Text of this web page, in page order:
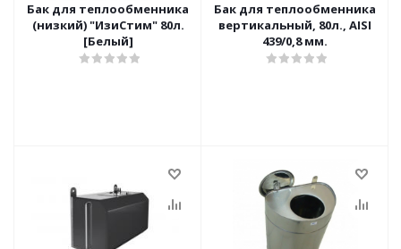
Бак для теплообменника
(низкий) "ИзиСтим" 80л.
[Белый]
Бак для теплообменника
вертикальный, 80л., AISI
439/0,8 мм.